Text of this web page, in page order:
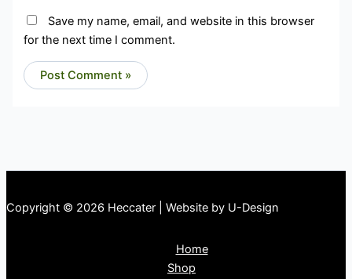
Save my name, email, and website in this browser
for the next time I comment.
Copyright © 2026 Heccater | Website by U-Design
Home
Shop